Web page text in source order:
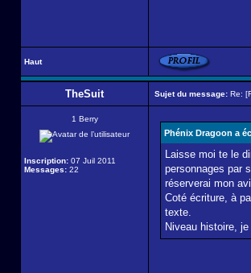
Haut
TheSuit Sujet du message: Re:
1 Berry
Inscription: 07 Juil 2011
Messages: 22
Phénix Dragoon a
Laisse moi te le
personnages par
réserverai mon
Coté écriture, à
texte.
Niveau histoire,